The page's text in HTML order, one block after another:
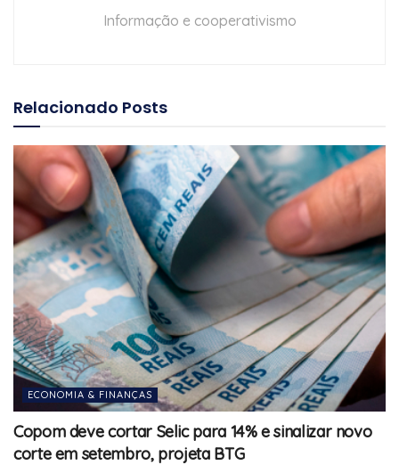
Informação e cooperativismo
Relacionado Posts
ECONOMIA & FINANÇAS
Copom deve cortar Selic para 14% e sinalizar novo
corte em setembro, projeta BTG